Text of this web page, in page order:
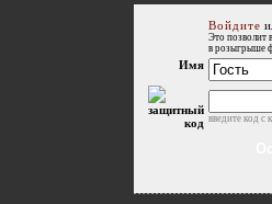
Войдите
Это позволит
в розыгрыше
Имя
введите код с